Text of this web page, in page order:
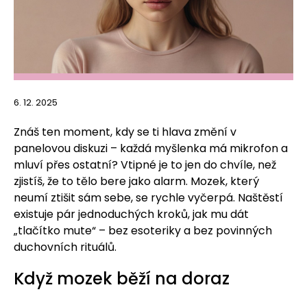
6. 12. 2025
Znáš ten moment, kdy se ti hlava změní v
panelovou diskuzi – každá myšlenka má mikrofon a
mluví přes ostatní? Vtipné je to jen do chvíle, než
zjistíš, že to tělo bere jako alarm. Mozek, který
neumí ztišit sám sebe, se rychle vyčerpá. Naštěstí
existuje pár jednoduchých kroků, jak mu dát
„tlačítko mute“ – bez esoteriky a bez povinných
duchovních rituálů.
Když mozek běží na doraz